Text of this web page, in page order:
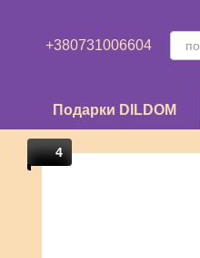
+380731006604
Подарки DILDOM
4